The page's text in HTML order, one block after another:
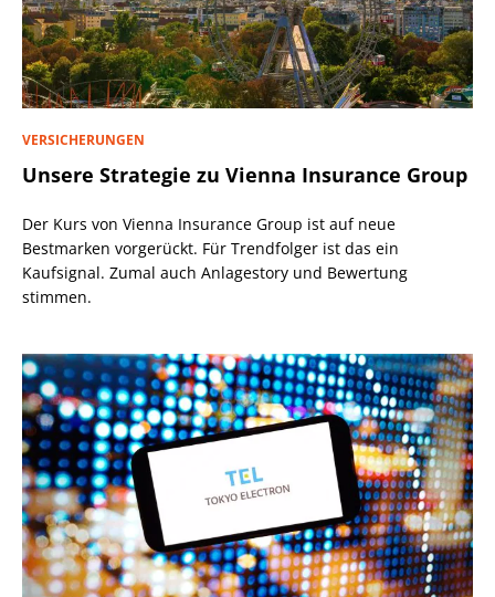
VERSICHERUNGEN
Unsere Strategie zu Vienna Insurance Group
Der Kurs von Vienna Insurance Group ist auf neue
Bestmarken vorgerückt. Für Trendfolger ist das ein
Kaufsignal. Zumal auch Anlagestory und Bewertung
stimmen.